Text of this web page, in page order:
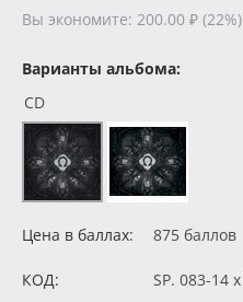
Вы экономите: 200.00 ₽ (22%)
Варианты альбома:
CD
Цена в баллах: 875 баллов
КОД:
SP. 083-14 x